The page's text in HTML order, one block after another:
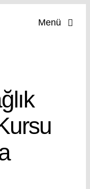
Menü